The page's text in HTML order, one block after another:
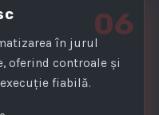
06
în jurul
oferind controale și
fiabilă.